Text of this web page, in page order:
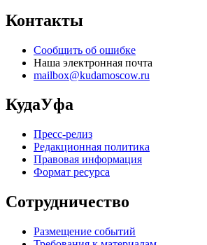
Контакты
Сообщить об ошибке
Наша электронная почта
mailbox@kudamoscow.ru
КудаУфа
Пресс-релиз
Редакционная политика
Правовая информация
Формат ресурса
Сотрудничество
Размещение событий